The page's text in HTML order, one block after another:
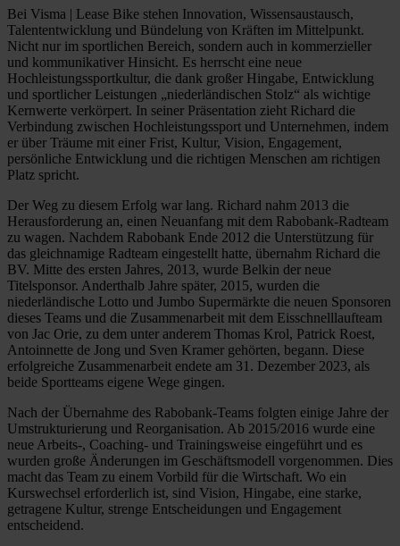
Bei Visma | Lease Bike stehen Innovation, Wissensaustausch,
Talententwicklung und Bündelung von Kräften im Mittelpunkt.
Nicht nur im sportlichen Bereich, sondern auch in kommerzieller
und kommunikativer Hinsicht. Es herrscht eine neue
Hochleistungssportkultur, die dank großer Hingabe, Entwicklung
und sportlicher Leistungen „niederländischen Stolz“ als wichtige
Kernwerte verkörpert. In seiner Präsentation zieht Richard die
Verbindung zwischen Hochleistungssport und Unternehmen, indem
er über Träume mit einer Frist, Kultur, Vision, Engagement,
persönliche Entwicklung und die richtigen Menschen am richtigen
Platz spricht.
Der Weg zu diesem Erfolg war lang. Richard nahm 2013 die
Herausforderung an, einen Neuanfang mit dem Rabobank-Radteam
zu wagen. Nachdem Rabobank Ende 2012 die Unterstützung für
das gleichnamige Radteam eingestellt hatte, übernahm Richard die
BV. Mitte des ersten Jahres, 2013, wurde Belkin der neue
Titelsponsor. Anderthalb Jahre später, 2015, wurden die
niederländische Lotto und Jumbo Supermärkte die neuen Sponsoren
dieses Teams und die Zusammenarbeit mit dem Eisschnelllaufteam
von Jac Orie, zu dem unter anderem Thomas Krol, Patrick Roest,
Antoinnette de Jong und Sven Kramer gehörten, begann. Diese
erfolgreiche Zusammenarbeit endete am 31. Dezember 2023, als
beide Sportteams eigene Wege gingen.
Nach der Übernahme des Rabobank-Teams folgten einige Jahre der
Umstrukturierung und Reorganisation. Ab 2015/2016 wurde eine
neue Arbeits-, Coaching- und Trainingsweise eingeführt und es
wurden große Änderungen im Geschäftsmodell vorgenommen. Dies
macht das Team zu einem Vorbild für die Wirtschaft. Wo ein
Kurswechsel erforderlich ist, sind Vision, Hingabe, eine starke,
getragene Kultur, strenge Entscheidungen und Engagement
entscheidend.